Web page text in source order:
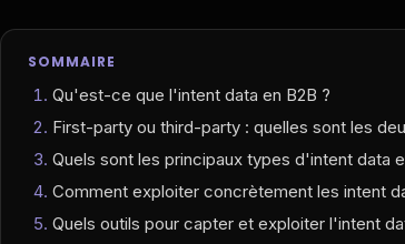
SOMMAIRE
Qu'est-ce que l'intent data en B2B ?
First-party ou third-party : quelles sont les
Quels sont les principaux types d'intent data
Comment exploiter concrètement les intent
Quels outils pour capter et exploiter l'intent